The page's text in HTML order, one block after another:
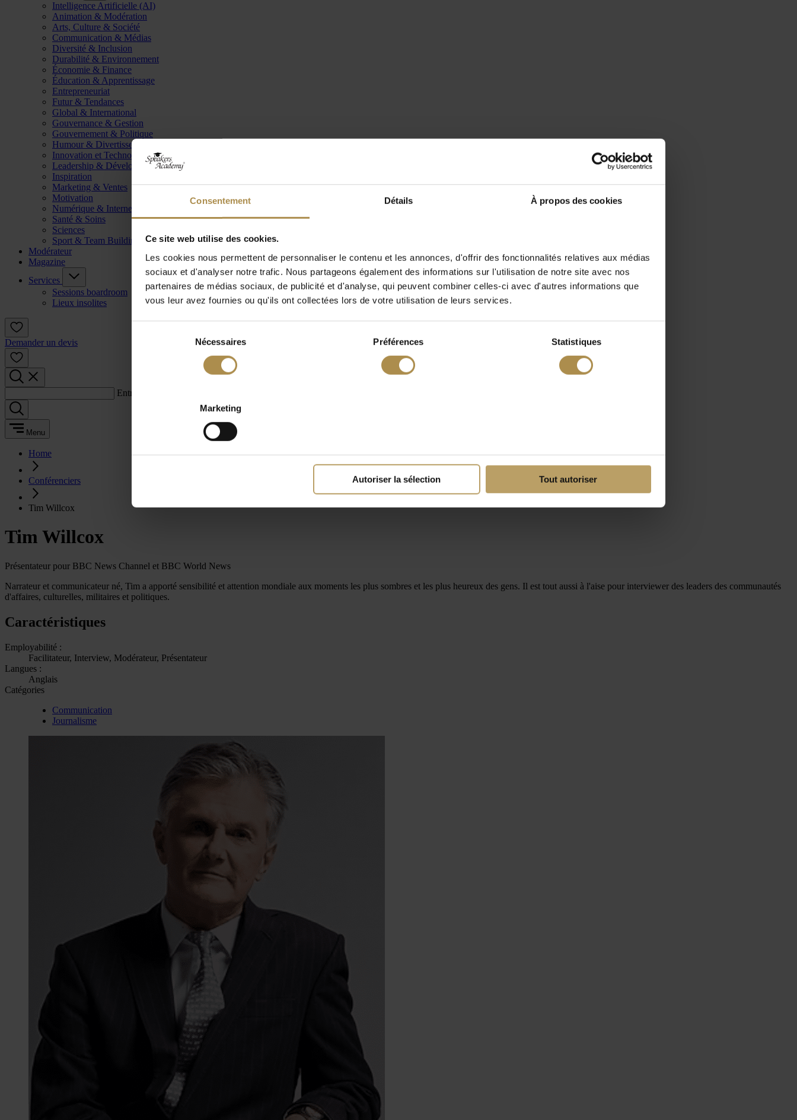
Consentement Détails À propos des cookies
Ce site web utilise des cookies.
Les cookies nous permettent de personnaliser le contenu et les annonces, d'offrir des fonctionnalités relatives aux médias
sociaux et d'analyser notre trafic. Nous partageons également des informations sur l'utilisation de notre site avec nos
partenaires de médias sociaux, de publicité et d'analyse, qui peuvent combiner celles-ci avec d'autres informations que
vous leur avez fournies ou qu'ils ont collectées lors de votre utilisation de leurs services.
Nécessaires Préférences Statistiques
Marketing
Autoriser la sélection Tout autoriser
Intelligence Artificielle (AI)
Animation & Modération
Arts, Culture & Société
Communication & Médias
Diversité & Inclusion
Durabilité & Environnement
Économie & Finance
Éducation & Apprentissage
Entrepreneuriat
Futur & Tendances
Global & International
Gouvernance & Gestion
Gouvernement & Politique
Humour & Divertissement
Innovation et Technologie
Leadership & Développement
Inspiration
Marketing & Ventes
Motivation
Numérique & Internet
Santé & Soins
Sciences
Sport & Team Building
Modérateur
Magazine
Services
Sessions boardroom
Lieux insolites
Demander un devis
Entrez un terme de recherche :
Menu
Home
Conférenciers
Tim Willcox
Tim Willcox
Présentateur pour BBC News Channel et BBC World News
Narrateur et communicateur né, Tim a apporté sensibilité et attention mondiale aux moments les plus sombres et les plus heureux des gens. Il est tout aussi à l'aise pour interviewer des leaders des communautés
d'affaires, culturelles, militaires et politiques.
Caractéristiques
Employabilité :
Facilitateur, Interview, Modérateur, Présentateur
Langues :
Anglais
Catégories
Communication
Journalisme